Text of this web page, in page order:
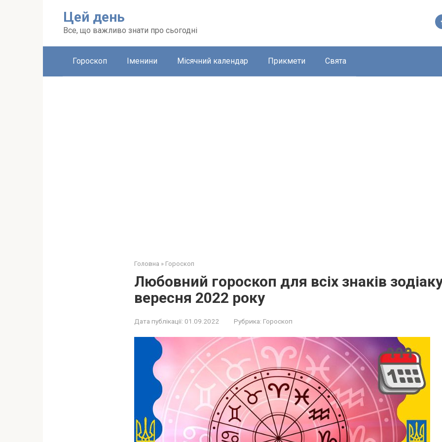
Цей день
Все, що важливо знати про сьогодні
Гороскоп Іменини Місячний календар Прикмети Свята
Головна » Гороскоп
Любовний гороскоп для всіх знаків
вересня 2022 року
Дата публікації: 01.09.2022 Рубрика: Гороскоп